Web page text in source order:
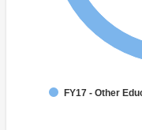
FY17 - Other